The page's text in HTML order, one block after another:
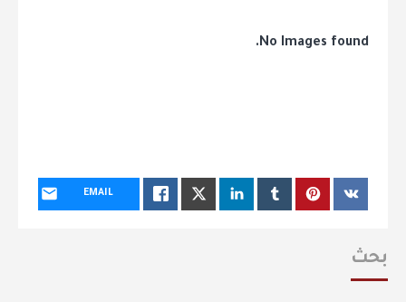
No Images found.
EMAIL
بحث